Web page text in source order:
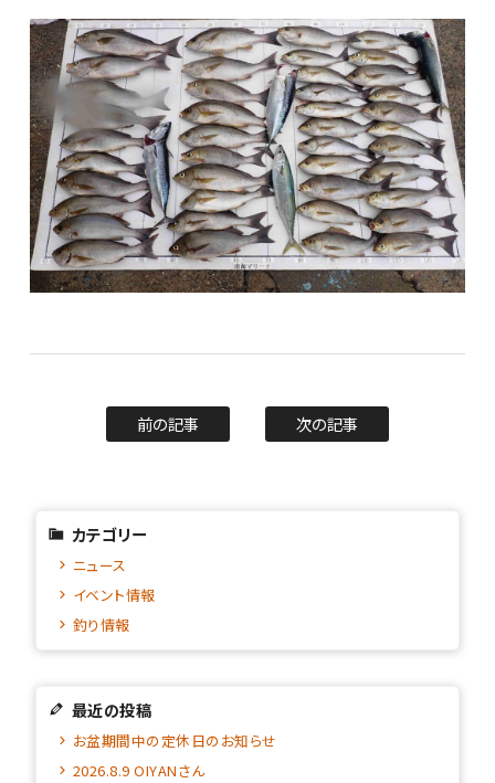
前の記事 次の記事
カテゴリー
ニュース
イベント情報
釣り情報
最近の投稿
お盆期間中の定休日のお知らせ
2026.8.9 OIYANさん